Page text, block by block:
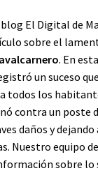
El Digital de
sobre el
. En
un suceso
todos los
contra un poste
daños y dejando
Nuestro equipo
sobre lo